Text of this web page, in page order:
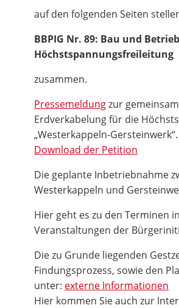
auf den folgenden Seiten
BBPIG Nr. 89: Bau und
Höchstspannungsfreileitung
zusammen.
Pressemeldungzur
Erdverkabelung für die
„Westerkappeln-Gersteinwerk“.
Download der Petition
Die geplante Inbetriebnahme
Westerkappeln und
Hier geht es zu den Terminen
Veranstaltungen der
Die zu Grunde liegenden
Findungsprozess, sowie den
unter: externe Informationen
Hier kommen Sie auch zur